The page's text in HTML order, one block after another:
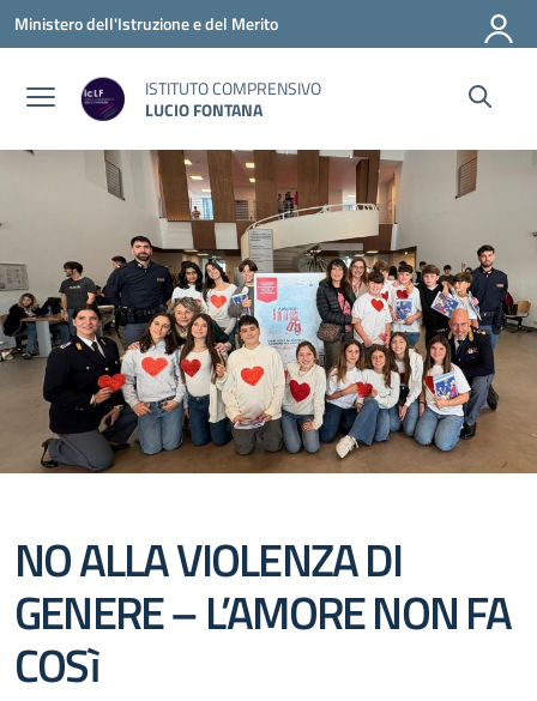
Vai ai contenuti
Vai al menu di navigazione
Vai al footer
Ministero dell'Istruzione e del Merito
ISTITUTO COMPRENSIVO
LUCIO FONTANA
NO ALLA VIOLENZA DI
GENERE – L’AMORE NON FA
COSì